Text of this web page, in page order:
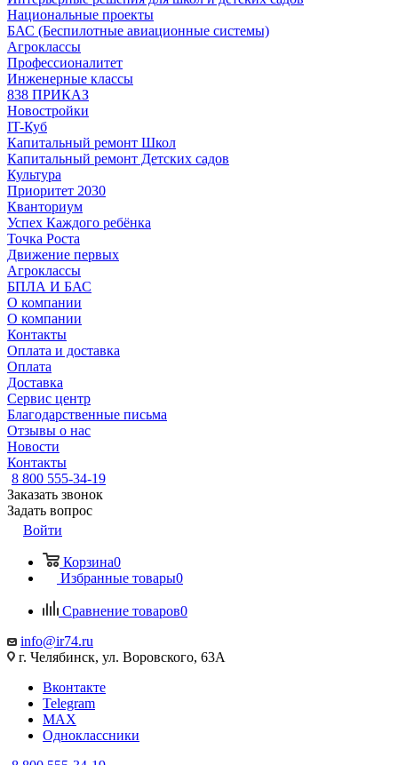
Национальные проекты
БАС (Беспилотные авиационные системы)
Агроклассы
Профессионалитет
Инженерные классы
838 ПРИКАЗ
Новостройки
IT-Куб
Капитальный ремонт Школ
Капитальный ремонт Детских садов
Культура
Приоритет 2030
Кванториум
Успех Каждого ребёнка
Точка Роста
Движение первых
Агроклассы
БПЛА И БАС
О компании
О компании
Контакты
Оплата и доставка
Оплата
Доставка
Сервис центр
Благодарственные письма
Отзывы о нас
Новости
Контакты
8 800 555-34-19
Заказать звонок
Задать вопрос
Войти
Корзина0
Избранные товары0
Сравнение товаров0
info@ir74.ru
г. Челябинск, ул. Воровского, 63А
Вконтакте
Telegram
MAX
Одноклассники